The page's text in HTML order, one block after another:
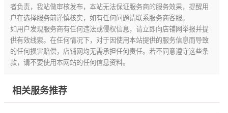
者负责，我站做审核发布，本站无法保证服务商的服务效果，提醒用
户在选择服务前谨慎核实，如有任何问题请联系服务商客服。
如用户发现服务商有任何违法或侵权信息，请立即向店铺网举报并提
供有效线索。在任何情况下，对于因使用本站提供的服务信息而导致
的任何损害赔偿，店铺网均无需承担任何责任。若不同意遵守这些条
款，请不要使用本网站的任何信息资料。
相关服务推荐